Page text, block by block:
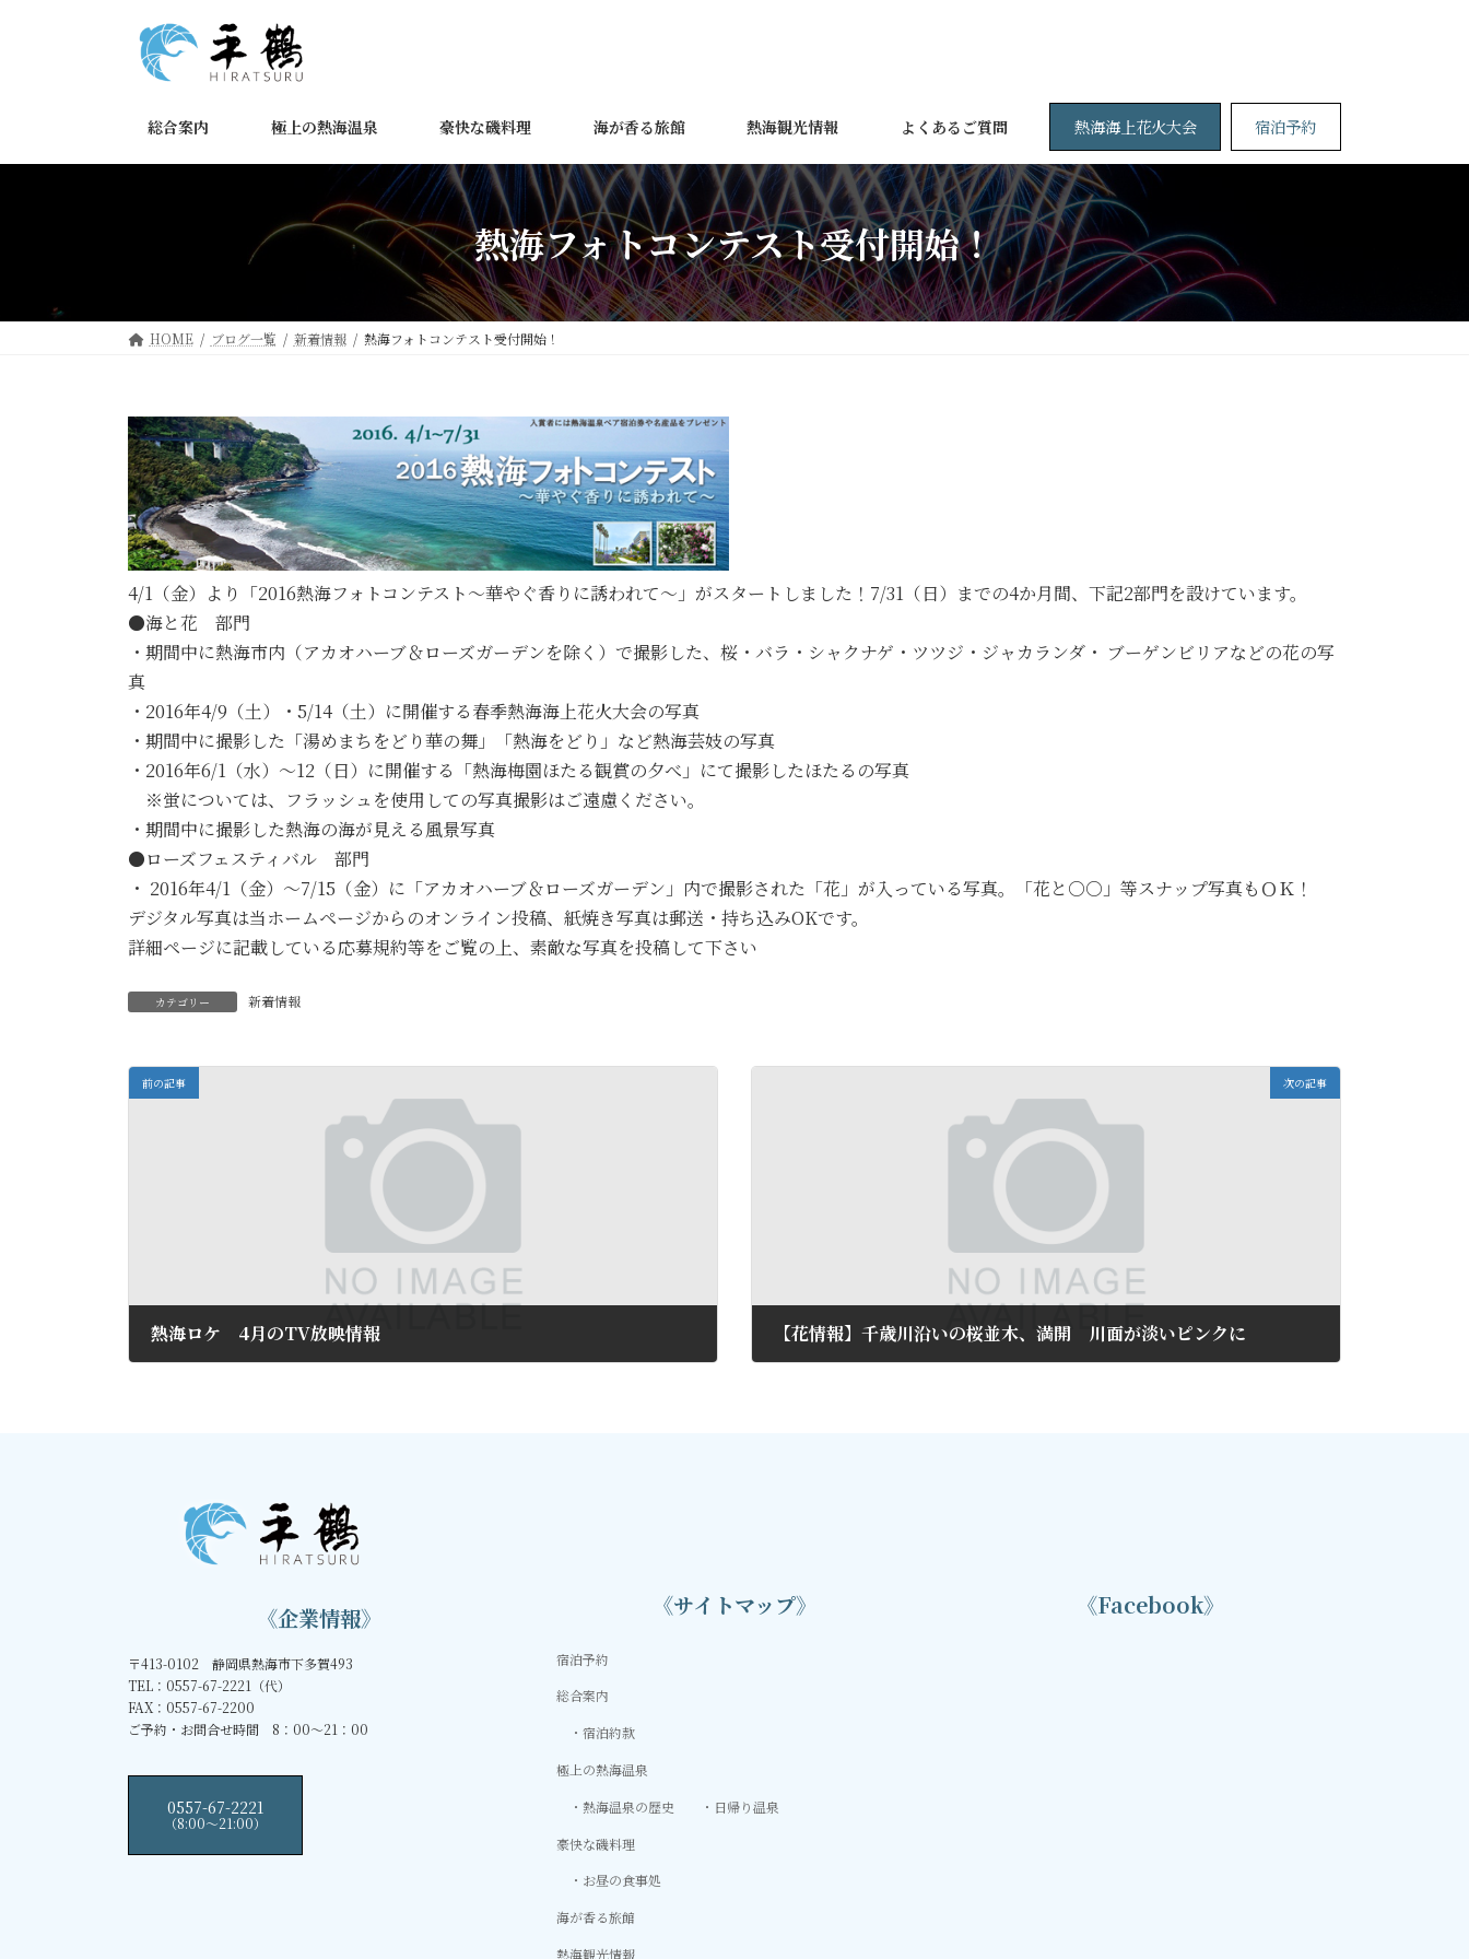
ス
ン
総合案内 極上の熱海温泉 豪快な磯料理 海が香る旅館 熱海観光情報 よくあるご質問 熱海海上花火大会 宿泊予約
熱海フォトコンテスト受付開始！
HOME ブログ一覧 新着情報 熱海フォトコンテスト受付開始！
4/1（金）より「2016熱海フォトコンテスト～華やぐ香りに誘われて～」がスタートしました！7/31（日）までの4か月間、下記2部門を設けています。
●海と花 部門
・期間中に熱海市内（アカオハーブ＆ローズガーデンを除く）で撮影した、桜・バラ・シャクナゲ・ツツジ・ジャカランダ・ ブーゲンビリアなどの花の写
真
・2016年4/9（土）・5/14（土）に開催する春季熱海海上花火大会の写真
・期間中に撮影した「湯めまちをどり華の舞」「熱海をどり」など熱海芸妓の写真
・2016年6/1（水）～12（日）に開催する「熱海梅園ほたる観賞の夕べ」にて撮影したほたるの写真
※蛍については、フラッシュを使用しての写真撮影はご遠慮ください。
・期間中に撮影した熱海の海が見える風景写真
●ローズフェスティバル 部門
・ 2016年4/1（金）～7/15（金）に「アカオハーブ＆ローズガーデン」内で撮影された「花」が入っている写真。「花と○○」等スナップ写真もＯＫ！
デジタル写真は当ホームページからのオンライン投稿、紙焼き写真は郵送・持ち込みOKです。
詳細ページに記載している応募規約等をご覧の上、素敵な写真を投稿して下さい
カテゴリー 新着情報
前の記事
熱海ロケ 4月のTV放映情報
次の記事
【花情報】千歳川沿いの桜並木、満開 川面が淡いピンクに
《企業情報》
〒413-0102 静岡県熱海市下多賀493
TEL：0557-67-2221（代）
FAX：0557-67-2200
ご予約・お問合せ時間 8：00～21：00
0557-67-2221
（8:00〜21:00）
《サイトマップ》
宿泊予約
総合案内
宿泊約款
極上の熱海温泉
熱海温泉の歴史
日帰り温泉
豪快な磯料理
お昼の食事処
海が香る旅館
熱海観光情報
《Facebook》